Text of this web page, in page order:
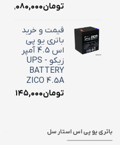
تومان۳,۰۸۰,۰۰۰
قیمت و خرید
باتری یو پی
اس 4.5 آمپر
زیکو - UPS
BATTERY
ZICO 4.5A
تومان۲,۱۴۵,۰۰۰
باتری یو پی اس استار سل